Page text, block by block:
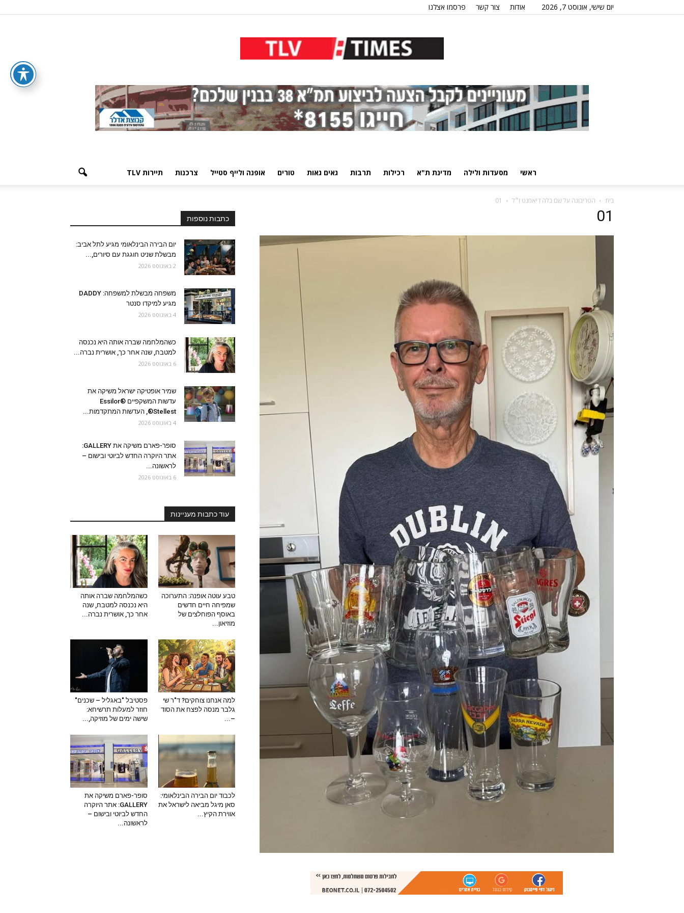
יום שישי, אוגוסט 7, 2026 אודות צור קשר פרסמו אצלנו
ראשי מסעדות ולילה מדינת ת"א רכילות תרבות גאים גאות טורים אופנה ולייף סטייל צרכנות תיירות TLV
בית הטריבונה על שם בלה דיאמנט ז״ל 01
01 כתבות נוספות
יום הבירה הבינלאומי מגיע לתל אביב:
מבשלת שניט חוגגת עם סיורים,...
2 באוגוסט 2026
משפחה מבשלת למשפחה: DADDY
מגיע למיקדו סנטר
4 באוגוסט 2026
כשהמלחמה שברה אותה היא נכנסה
למטבח, שנה אחר כך, אושרית נברה...
6 באוגוסט 2026
שמיר אופטיקה ישראל משיקה את
עדשות המשקפיים Essilor®
Stellest®, העדשות המתקדמות...
4 באוגוסט 2026
סופר-פארם משיקה את GALLERY:
אתר היוקרה החדש לביוטי ובישום –
לראשונה...
6 באוגוסט 2026
עוד כתבות מעניינות
טבע עוטה אופנה: התערוכה
שמפיחה חיים חדשים
באוסף הפוחלצים של
מוזיאון...
כשהמלחמה שברה אותה
היא נכנסה למטבח, שנה
אחר כך, אושרית נברה...
למה אנחנו צוחקים? ד"ר שי
גלבר מנסה לפצח את הסוד
–...
פסטיבל "באגליל – שכנים"
חוזר למעלות תרשיחא:
שישה ימים של מוזיקה,...
לכבוד יום הבירה הבינלאומי:
סאן מיגל מביאה לישראל את
אווירת הקיץ...
סופר-פארם משיקה את
GALLERY: אתר היוקרה
החדש לביוטי ובישום –
לראשונה...